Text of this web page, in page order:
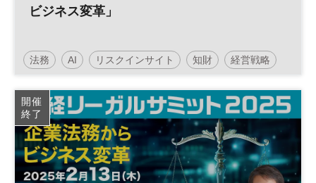
ビジネス変革」
法務 AI リスクインサイト 知財 経営戦略
参加無料 リーガルテック
日経オンラインセミナー
開催
終了